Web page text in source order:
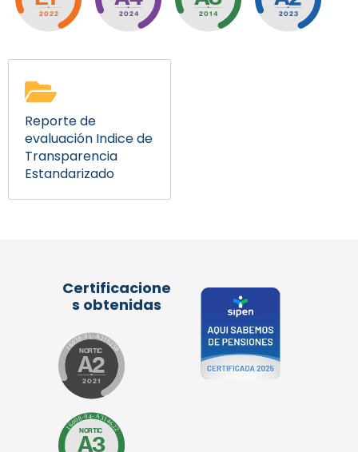
Reporte de
evaluación Indice de
Transparencia
Estandarizado
Certificacione
s obtenidas